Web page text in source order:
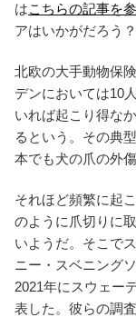
はこちらの記事を
アはいかがだろう
北欧の大手動物保
デンにおいては10
いれば起こり得な
るという。その典
本でも犬の爪の外
それほど頻繁に起
のように爪切りに
いようだ。そこで
ニー・スベニング
2021年にスウェー
表した。彼らの調